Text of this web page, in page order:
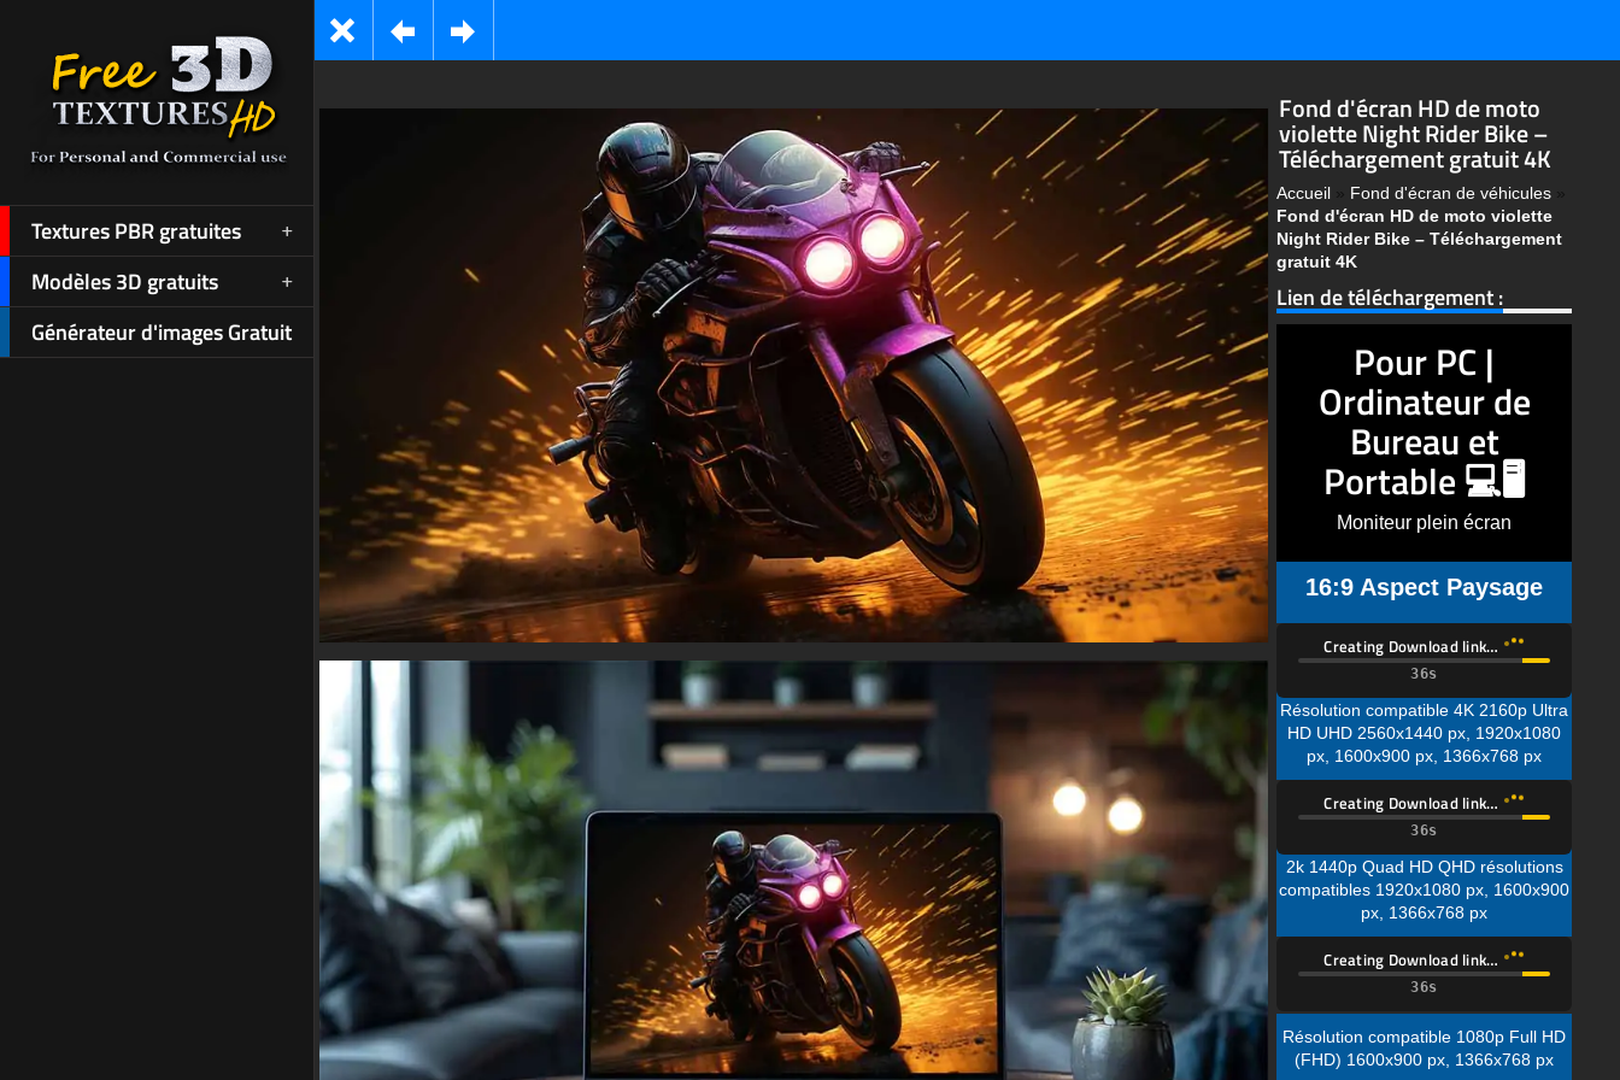
Textures PBR gratuites
Modèles 3D gratuits
Générateur d'images Gratuit
Fond d'écran HD de moto
violette Night Rider Bike –
Téléchargement gratuit 4K
Accueil » Fond d'écran de véhicules »
Fond d'écran HD de moto violette
Night Rider Bike – Téléchargement
gratuit 4K
Lien de téléchargement :
Pour PC |
Ordinateur de
Bureau et
Portable 💻🖥️
Moniteur plein écran
16:9 Aspect Paysage
Creating Download link…
HD UHD 2560x1440 px, 1920x1080
px, 1600x900 px, 1366x768 px
Creating Download link…
2k 1440p Quad HD QHD résolutions
px, 1366x768 px
Creating Download link…
Résolution compatible 1080p Full HD
(FHD) 1600x900 px, 1366x768 px
Description du Fond d'Écran :